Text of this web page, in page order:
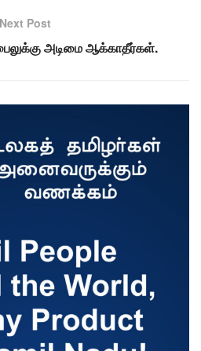
Next Post
அடிமை ஆக்காதீர்கள்.